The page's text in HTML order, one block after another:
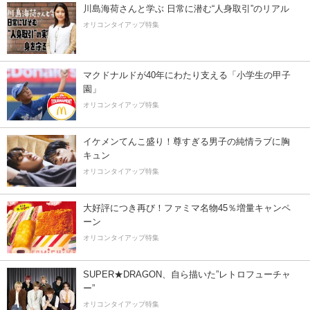
川島海荷さんと学ぶ 日常に潜む“人身取引”のリアル
オリコンタイアップ特集
マクドナルドが40年にわたり支える「小学生の甲子
園」
オリコンタイアップ特集
イケメンてんこ盛り！尊すぎる男子の純情ラブに胸
キュン
オリコンタイアップ特集
大好評につき再び！ファミマ名物45％増量キャンペ
ーン
オリコンタイアップ特集
SUPER★DRAGON、自ら描いた”レトロフューチャ
ー”
オリコンタイアップ特集